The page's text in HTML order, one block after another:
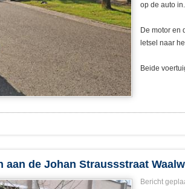
op de auto in.
De motor en
letsel naar
Beide
aan de Johan Straussstraat
Bericht